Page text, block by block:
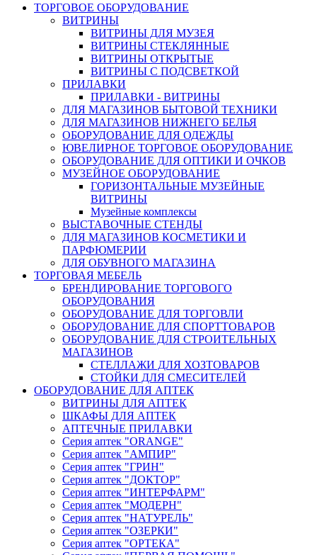
ТОРГОВОЕ ОБОРУДОВАНИЕ
ВИТРИНЫ
ВИТРИНЫ ДЛЯ МУЗЕЯ
ВИТРИНЫ СТЕКЛЯННЫЕ
ВИТРИНЫ ОТКРЫТЫЕ
ВИТРИНЫ С ПОДСВЕТКОЙ
ПРИЛАВКИ
ПРИЛАВКИ - ВИТРИНЫ
ДЛЯ МАГАЗИНОВ БЫТОВОЙ ТЕХНИКИ
ДЛЯ МАГАЗИНОВ НИЖНЕГО БЕЛЬЯ
ОБОРУДОВАНИЕ ДЛЯ ОДЕЖДЫ
ЮВЕЛИРНОЕ ТОРГОВОЕ ОБОРУДОВАНИЕ
ОБОРУДОВАНИЕ ДЛЯ ОПТИКИ И ОЧКОВ
МУЗЕЙНОЕ ОБОРУДОВАНИЕ
ГОРИЗОНТАЛЬНЫЕ МУЗЕЙНЫЕ
ВИТРИНЫ
Музейные комплексы
ВЫСТАВОЧНЫЕ СТЕНДЫ
ДЛЯ МАГАЗИНОВ КОСМЕТИКИ И
ПАРФЮМЕРИИ
ДЛЯ ОБУВНОГО МАГАЗИНА
ТОРГОВАЯ МЕБЕЛЬ
БРЕНДИРОВАНИЕ ТОРГОВОГО
ОБОРУДОВАНИЯ
ОБОРУДОВАНИЕ ДЛЯ ТОРГОВЛИ
ОБОРУДОВАНИЕ ДЛЯ СПОРТТОВАРОВ
ОБОРУДОВАНИЕ ДЛЯ СТРОИТЕЛЬНЫХ
МАГАЗИНОВ
СТЕЛЛАЖИ ДЛЯ ХОЗТОВАРОВ
СТОЙКИ ДЛЯ СМЕСИТЕЛЕЙ
ОБОРУДОВАНИЕ ДЛЯ АПТЕК
ВИТРИНЫ ДЛЯ АПТЕК
ШКАФЫ ДЛЯ АПТЕК
АПТЕЧНЫЕ ПРИЛАВКИ
Серия аптек "ORANGE"
Серия аптек "АМПИР"
Серия аптек "ГРИН"
Серия аптек "ДОКТОР"
Серия аптек "ИНТЕРФАРМ"
Серия аптек "МОДЕРН"
Серия аптек "НАТУРЕЛЬ"
Серия аптек "ОЗЕРКИ"
Серия аптек "ОРТЕКА"